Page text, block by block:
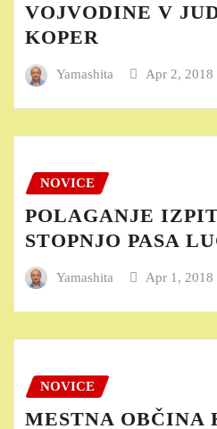
VOJVODINE V
KOPER
Yamashita Apr 2, 2018
NOVICE
POLAGANJE
STOPNJO PASA
Yamashita Apr 1, 2018
NOVICE
MESTNA OBČINA